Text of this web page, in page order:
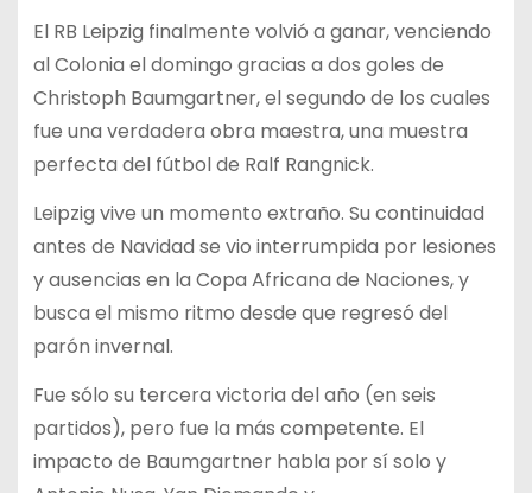
El RB Leipzig finalmente volvió a ganar, venciendo
al Colonia el domingo gracias a dos goles de
Christoph Baumgartner, el segundo de los cuales
fue una verdadera obra maestra, una muestra
perfecta del fútbol de Ralf Rangnick.
Leipzig vive un momento extraño. Su continuidad
antes de Navidad se vio interrumpida por lesiones
y ausencias en la Copa Africana de Naciones, y
busca el mismo ritmo desde que regresó del
parón invernal.
Fue sólo su tercera victoria del año (en seis
partidos), pero fue la más competente. El
impacto de Baumgartner habla por sí solo y